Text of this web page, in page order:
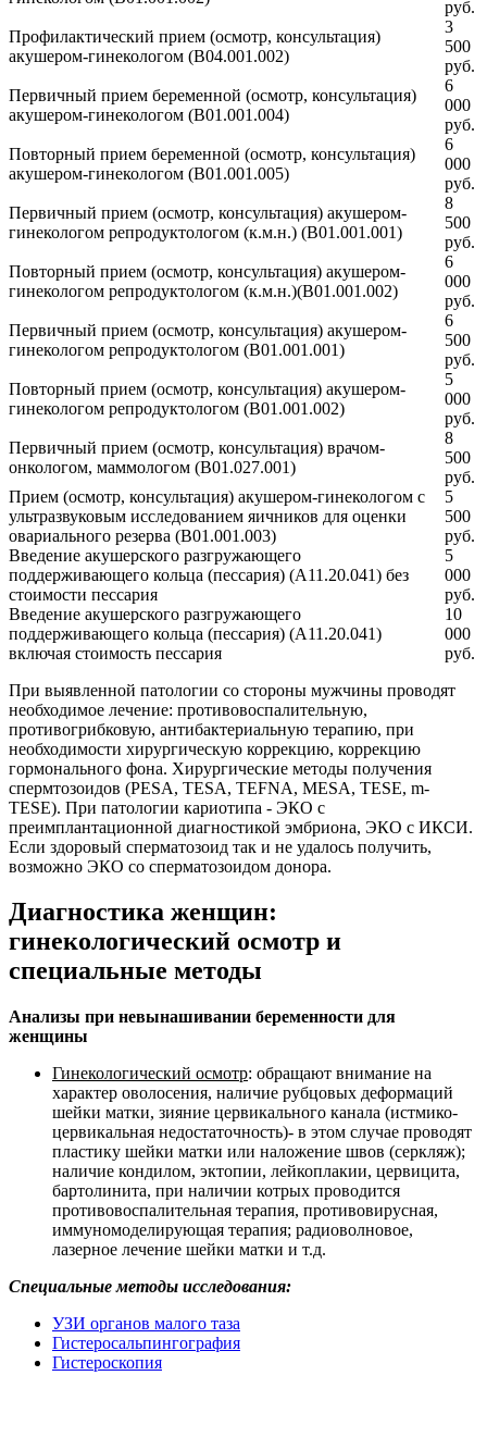
руб.
Профилактический прием (осмотр, консультация)
акушером-гинекологом (В04.001.002)
3
500
руб.
Первичный прием беременной (осмотр, консультация)
акушером-гинекологом (В01.001.004)
6
000
руб.
Повторный прием беременной (осмотр, консультация)
акушером-гинекологом (В01.001.005)
6
000
руб.
Первичный прием (осмотр, консультация) акушером-
гинекологом репродуктологом (к.м.н.) (В01.001.001)
8
500
руб.
Повторный прием (осмотр, консультация) акушером-
гинекологом репродуктологом (к.м.н.)(В01.001.002)
6
000
руб.
Первичный прием (осмотр, консультация) акушером-
гинекологом репродуктологом (В01.001.001)
6
500
руб.
Повторный прием (осмотр, консультация) акушером-
гинекологом репродуктологом (В01.001.002)
5
000
руб.
Первичный прием (осмотр, консультация) врачом-
онкологом, маммологом (В01.027.001)
8
500
руб.
Прием (осмотр, консультация) акушером-гинекологом с
ультразвуковым исследованием яичников для оценки
овариального резерва (В01.001.003)
5
500
руб.
Введение акушерского разгружающего
поддерживающего кольца (пессария) (A11.20.041) без
стоимости пессария
5
000
руб.
Введение акушерского разгружающего
поддерживающего кольца (пессария) (A11.20.041)
включая стоимость пессария
10
000
руб.
При выявленной патологии со стороны мужчины проводят
необходимое лечение: противовоспалительную,
противогрибковую, антибактериальную терапию, при
необходимости хирургическую коррекцию, коррекцию
гормонального фона. Хирургические методы получения
спермтозоидов (PESA, TESA, TEFNA, MESA, TESE, m-
TESE). При патологии кариотипа - ЭКО с
преимплантационной диагностикой эмбриона, ЭКО с ИКСИ.
Если здоровый сперматозоид так и не удалось получить,
возможно ЭКО со сперматозоидом донора.
Диагностика женщин:
гинекологический осмотр и
специальные методы
Анализы при невынашивании беременности для
женщины
Гинекологический осмотр: обращают внимание на
характер оволосения, наличие рубцовых деформаций
шейки матки, зияние цервикального канала (истмико-
цервикальная недостаточность)- в этом случае проводят
пластику шейки матки или наложение швов (серкляж);
наличие кондилом, эктопии, лейкоплакии, цервицита,
бартолинита, при наличии котрых проводится
противовоспалительная терапия, противовирусная,
иммуномоделирующая терапия; радиоволновое,
лазерное лечение шейки матки и т.д.
Специальные методы исследования:
УЗИ органов малого таза
Гистеросальпингография
Гистероскопия